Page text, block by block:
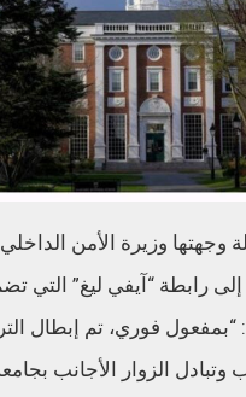
وجهتها وزيرة الأمن الداخلي
“بمفعول فوري، تم إبطال
وتبادل الزوار الأجانب